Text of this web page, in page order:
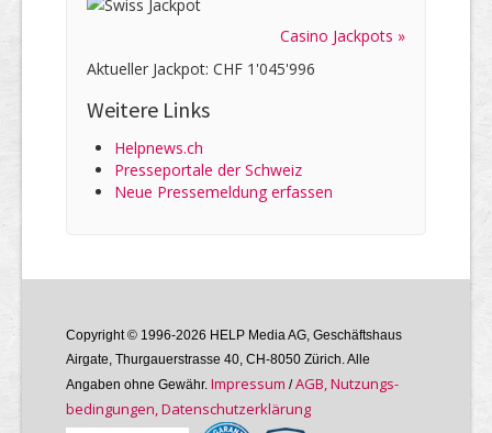
Casino Jackpots »
Aktueller Jackpot: CHF 1'045'996
Weitere Links
Helpnews.ch
Presseportale der Schweiz
Neue Pressemeldung erfassen
Copyright © 1996-2026 HELP Media AG, Geschäftshaus
Airgate, Thurgauer­strasse 40, CH-8050 Zürich. Alle
Angaben ohne Gewähr. Im­pres­sum /AGB, Nutzungs­
bedin­gungen, Daten­schutz­er­klärung